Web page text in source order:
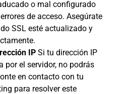
o mal configurado
de acceso. Asegúrate
SSL esté actualizado y
IP Si tu dirección IP
por el servidor, no podrás
en contacto con tu
para resolver este